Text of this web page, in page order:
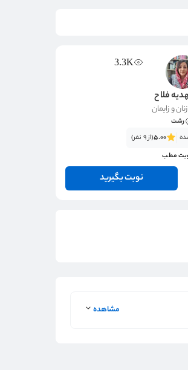
3.3K
فلاح
و زایمان
رشت
5.00(از 9 نفر)
مطب
نوبت بگیرید
مشاهده